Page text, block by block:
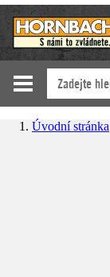
Úvodní stránka